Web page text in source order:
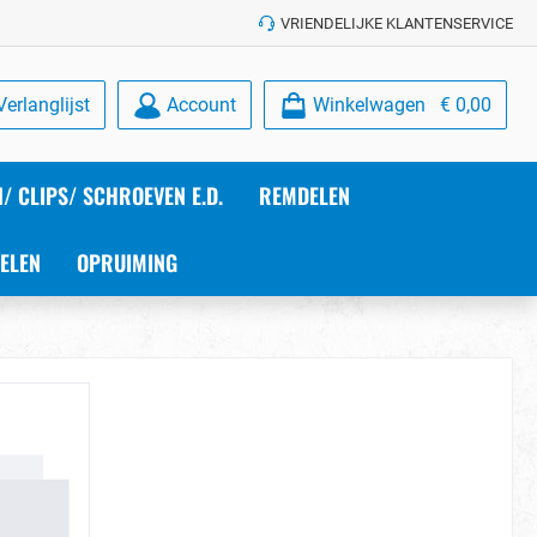
VRIENDELIJKE KLANTENSERVICE
Account Winkelwagen € 0,00
CLIPS/ SCHROEVEN E.D. REMDELEN
OPRUIMING